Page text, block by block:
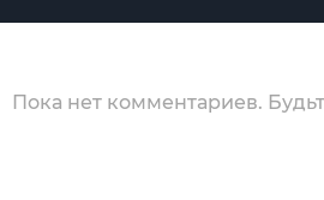
Пока нет комментариев.